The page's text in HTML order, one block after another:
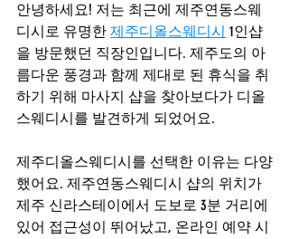
안녕하세요! 저는 최근에 제주연동스웨
디시로 유명한 제주디올스웨디시 1인샵
을 방문했던 직장인입니다. 제주도의 아
름다운 풍경과 함께 제대로 된 휴식을 취
하기 위해 마사지 샵을 찾아보다가 디올
스웨디시를 발견하게 되었어요.
제주디올스웨디시를 선택한 이유는 다양
했어요. 제주연동스웨디시 샵의 위치가
제주 신라스테이에서 도보로 3분 거리에
있어 접근성이 뛰어났고, 온라인 예약 시